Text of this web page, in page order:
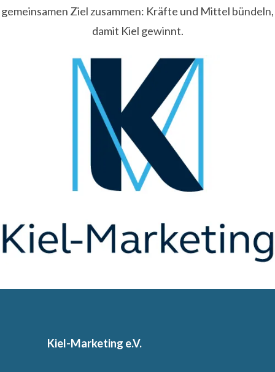
gemeinsamen Ziel zusammen: Kräfte und Mittel bündeln,
damit Kiel gewinnt.
Kiel-Marketing e.V.